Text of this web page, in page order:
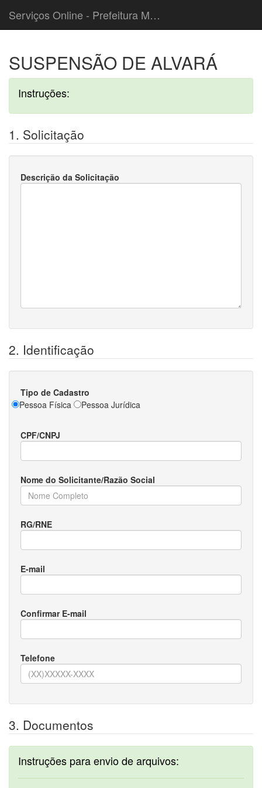
Serviços Online - Prefeitura Municipal de Caieiras
SUSPENSÃO DE ALVARÁ
Instruções:
1. Solicitação
Descrição da Solicitação
2. Identificação
Tipo de Cadastro
Pessoa Física
Pessoa Jurídica
CPF/CNPJ
Nome do Solicitante/Razão Social
RG/RNE
E-mail
Confirmar E-mail
Telefone
3. Documentos
Instruções para envio de arquivos: